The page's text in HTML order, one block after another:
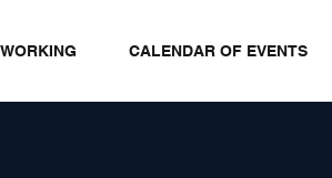
CALENDAR OF EVENTS